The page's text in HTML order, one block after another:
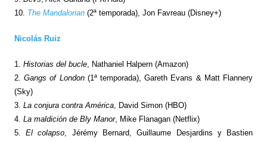
10. The Mandalorian(2ª temporada), Jon Favreau (Disney+)
Nicolás Ruiz
1. Historias del bucle, Nathaniel Halpern (Amazon)
2.Gangs of London(1ª temporada), Gareth Evans & Matt Flannery
(Sky)
3. La conjura contra América, David Simon (HBO)
4. La maldición de Bly Manor, Mike Flanagan (Netflix)
5.El colapso, Jérémy Bernard, Guillaume Desjardins y Bastien